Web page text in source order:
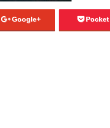
Google+ Pocket